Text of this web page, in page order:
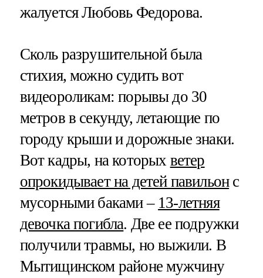
жалуется Любовь Федорова.
Сколь разрушительной была
стихия, можно судить вот
видеороликам: порывы до 30
метров в секунду, летающие по
городу крыши и дорожные знаки.
Вот кадры, на которых ветер
опрокидывает на детей павильонс
мусорными баками – 13-летняя
девочка погибла. Две ее подружки
получили травмы, но выжили. В
Мытищинском районе мужчину